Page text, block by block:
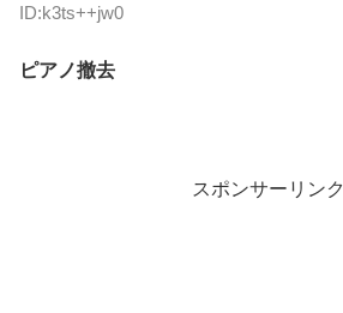
ID:k3ts++jw0
ピアノ撤去
スポンサーリンク